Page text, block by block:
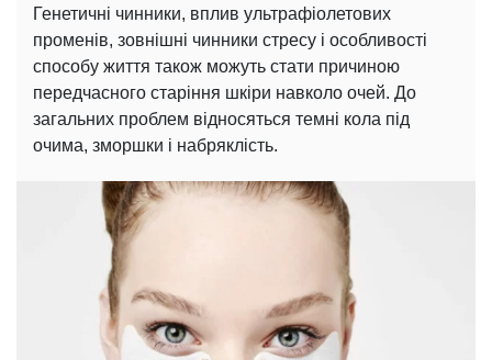
Генетичні чинники, вплив ультрафіолетових
променів, зовнішні чинники стресу і особливості
способу життя також можуть стати причиною
передчасного старіння шкіри навколо очей. До
загальних проблем відносяться темні кола під
очима, зморшки і набряклість.